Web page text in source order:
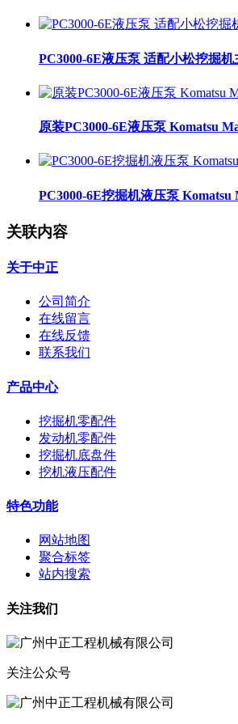
PC3000-6E液压泵 适配小松挖掘机
原装PC3000-6E液压泵 Komatsu
PC3000-6E挖掘机液压泵 Komatsu
关联内容
关于中正
公司简介
在线留言
在线反馈
联系我们
产品中心
挖掘机零配件
发动机零配件
挖掘机底盘件
挖机液压配件
特色功能
网站地图
聚合标签
站内搜索
关注我们
关注公众号